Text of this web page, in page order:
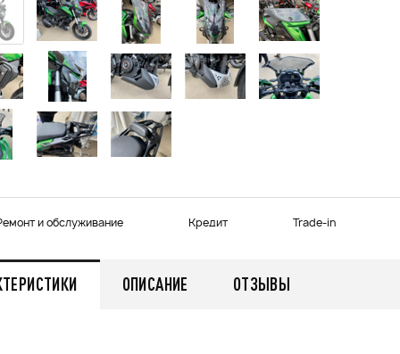
479 000q
и обслуживание Кредит Trade-in
ОПИСАНИЕ ОТЗЫВЫ